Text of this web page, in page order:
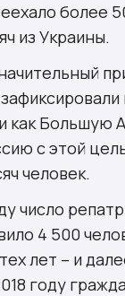
более
из Украины.
как Большую
с этой
человек.
число
4 500
лет – и
году